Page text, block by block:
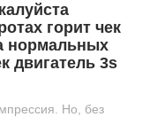
горит чек
нормальных
двигатель 3s
Но, без